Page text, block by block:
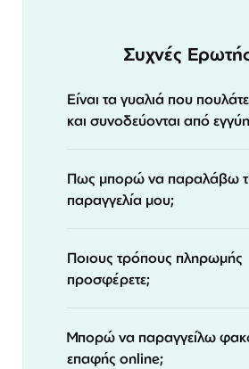
Συχνές
Είναι τα γυαλιά που
και συνοδεύονται από
Πως μπορώ να παραλάβω
παραγγελία μου;
Ποιους τρόπους πληρωμής
προσφέρετε;
Μπορώ να παραγγείλω
επαφής online;